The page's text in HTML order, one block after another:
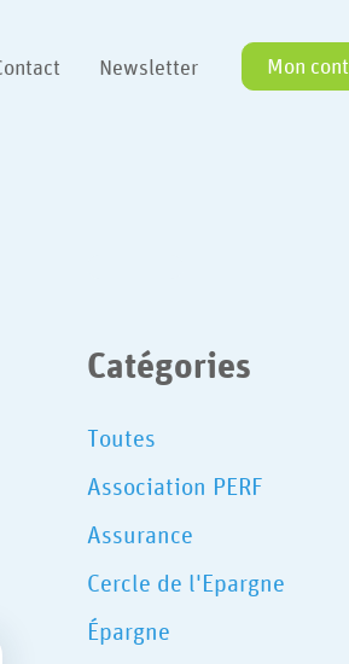
Newsletter Mon
Catégories
Toutes
Association PERF
Assurance
Cercle de l'Epargne
Épargne